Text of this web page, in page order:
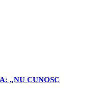
„NU CUNOSC